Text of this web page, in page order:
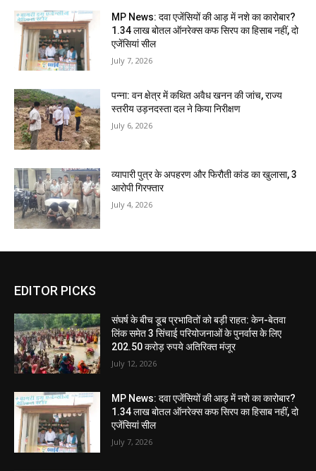
MP News: दवा एजेंसियों की आड़ में नशे का कारोबार?
1.34 लाख बोतल ऑनरेक्स कफ सिरप का हिसाब नहीं, दो
एजेंसियां सील
July 7, 2026
पन्ना: वन क्षेत्र में कथित अवैध खनन की जांच, राज्य
स्तरीय उड़नदस्ता दल ने किया निरीक्षण
July 6, 2026
व्यापारी पुत्र के अपहरण और फिरौती कांड का खुलासा, 3
आरोपी गिरफ्तार
July 4, 2026
EDITOR PICKS
संघर्ष के बीच डूब प्रभावितों को बड़ी राहत: केन-बेतवा
लिंक समेत 3 सिंचाई परियोजनाओं के पुनर्वास के लिए
202.50 करोड़ रुपये अतिरिक्त मंजूर
July 12, 2026
MP News: दवा एजेंसियों की आड़ में नशे का कारोबार?
1.34 लाख बोतल ऑनरेक्स कफ सिरप का हिसाब नहीं, दो
एजेंसियां सील
July 7, 2026